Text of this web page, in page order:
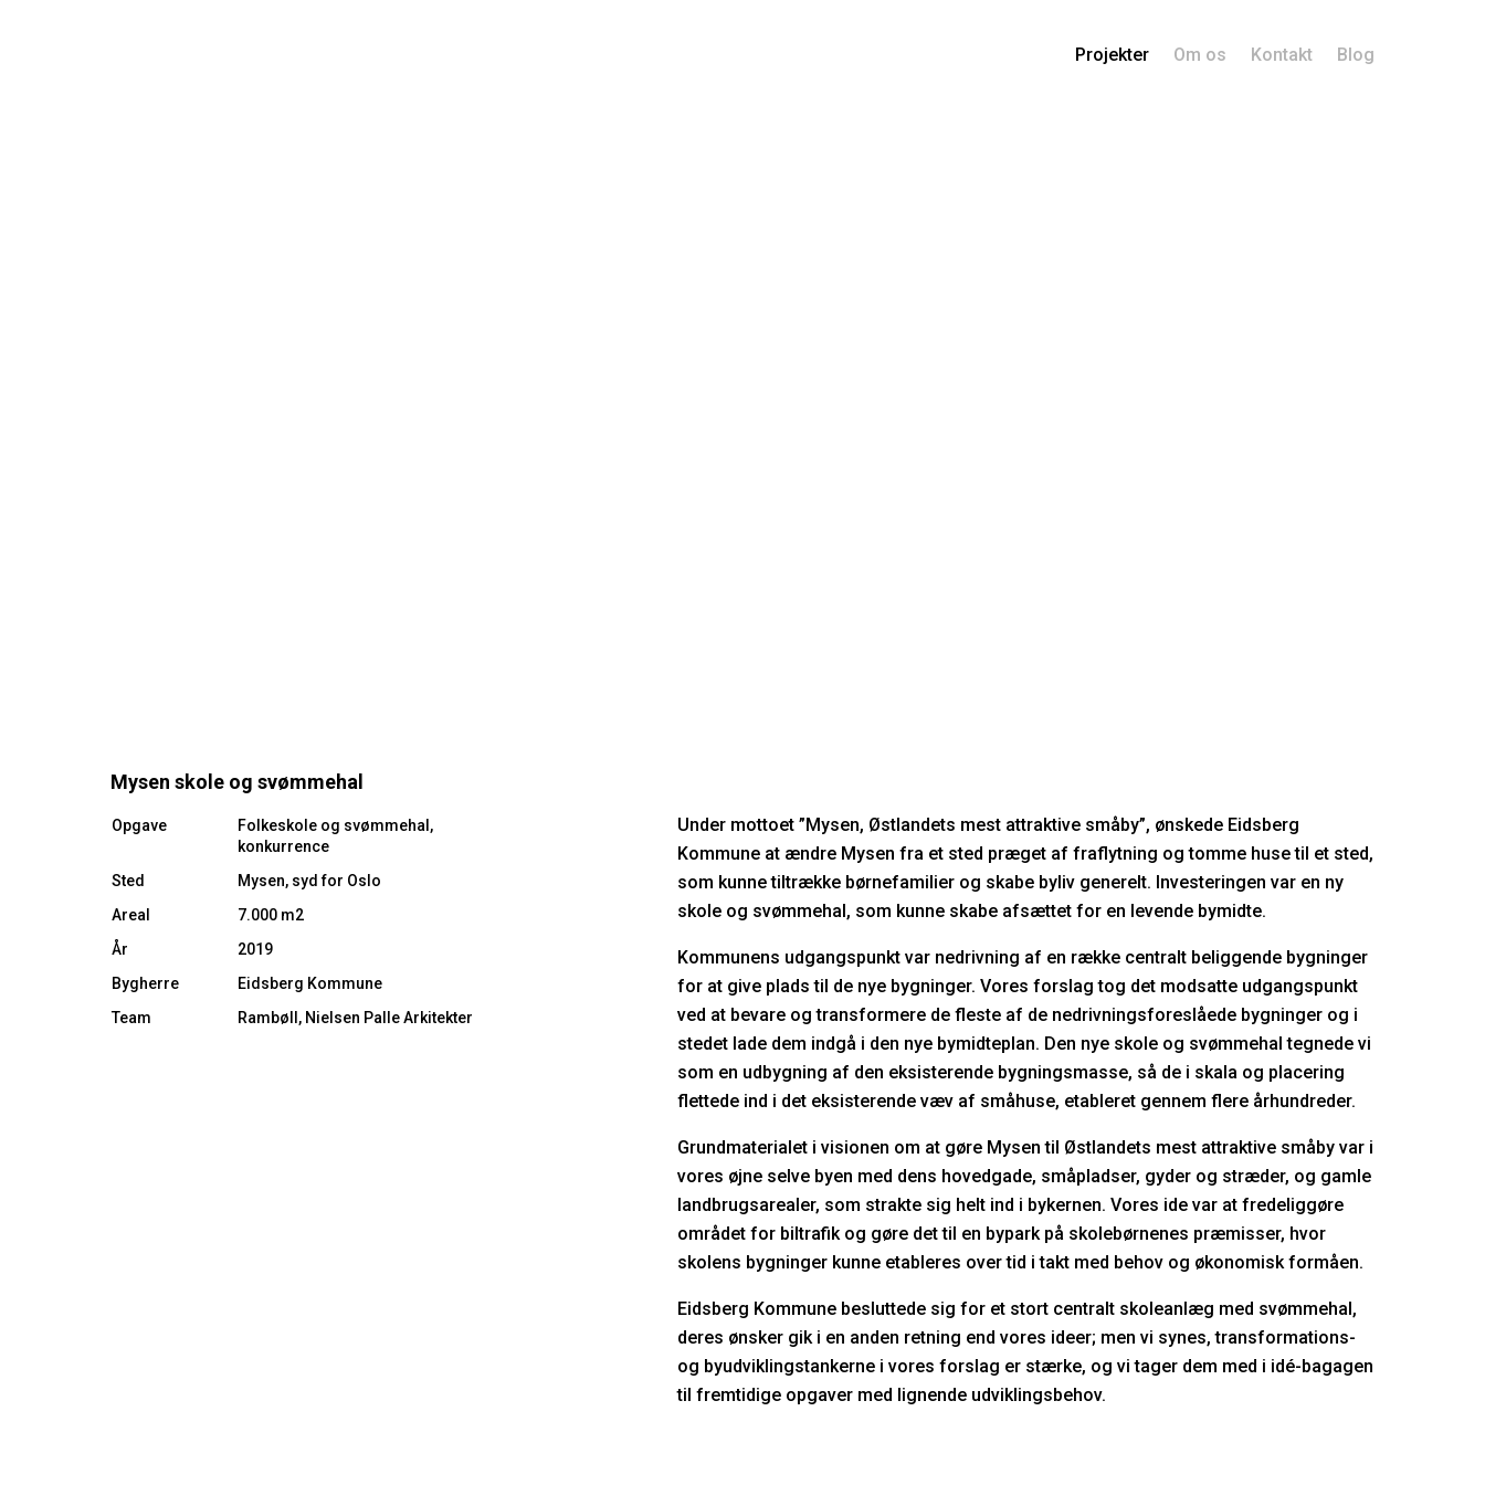
Projekter Om os Kontakt Blog
Mysen skole og svømmehal
Opgave
Folkeskole og svømmehal,
konkurrence
Sted
Mysen, syd for Oslo
Areal
7.000 m2
År
2019
Bygherre
Eidsberg Kommune
Team
Rambøll, Nielsen Palle Arkitekter
Under mottoet ”Mysen, Østlandets mest attraktive småby”, ønskede Eidsberg
Kommune at ændre Mysen fra et sted præget af fraflytning og tomme huse til et sted,
som kunne tiltrække børnefamilier og skabe byliv generelt. Investeringen var en ny
skole og svømmehal, som kunne skabe afsættet for en levende bymidte.
Kommunens udgangspunkt var nedrivning af en række centralt beliggende bygninger
for at give plads til de nye bygninger. Vores forslag tog det modsatte udgangspunkt
ved at bevare og transformere de fleste af de nedrivningsforeslåede bygninger og i
stedet lade dem indgå i den nye bymidteplan. Den nye skole og svømmehal tegnede vi
som en udbygning af den eksisterende bygningsmasse, så de i skala og placering
flettede ind i det eksisterende væv af småhuse, etableret gennem flere århundreder.
Grundmaterialet i visionen om at gøre Mysen til Østlandets mest attraktive småby var i
vores øjne selve byen med dens hovedgade, småpladser, gyder og stræder, og gamle
landbrugsarealer, som strakte sig helt ind i bykernen. Vores ide var at fredeliggøre
området for biltrafik og gøre det til en bypark på skolebørnenes præmisser, hvor
skolens bygninger kunne etableres over tid i takt med behov og økonomisk formåen.
Eidsberg Kommune besluttede sig for et stort centralt skoleanlæg med svømmehal,
deres ønsker gik i en anden retning end vores ideer; men vi synes, transformations-
og byudviklingstankerne i vores forslag er stærke, og vi tager dem med i idé-bagagen
til fremtidige opgaver med lignende udviklingsbehov.